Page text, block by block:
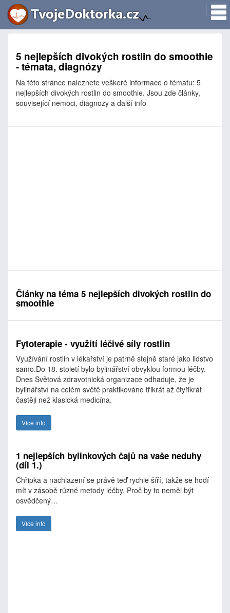
5 nejlepších divokých rostlin do smoothie
- témata, diagnózy
Na této stránce naleznete veškeré informace o tématu: 5
nejlepších divokých rostlin do smoothie. Jsou zde články,
související nemoci, diagnozy a další info
Články na téma 5 nejlepších divokých rostlin do
smoothie
Fytoterapie - využití léčivé síly rostlin
Využívání rostlin v lékařství je patrně stejně staré jako lidstvo
samo.Do 18. století bylo bylinářství obvyklou formou léčby.
Dnes Světová zdravotnická organizace odhaduje, že je
bylinářství na celém světě praktikováno třikrát až čtyřikrát
častěji než klasická medicína.
Více info
1 nejlepších bylinkových čajů na vaše neduhy
(díl 1.)
Chřipka a nachlazení se právě teď rychle šíří, takže se hodí
mít v zásobě různé metody léčby. Proč by to neměl být
osvědčený…
Více info